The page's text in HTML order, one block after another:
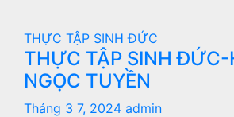
THỰC TẬP SINH ĐỨC
THỰC TẬP SINH ĐỨC-
NGỌC TUYỀN
Tháng 3 7, 2024 admin